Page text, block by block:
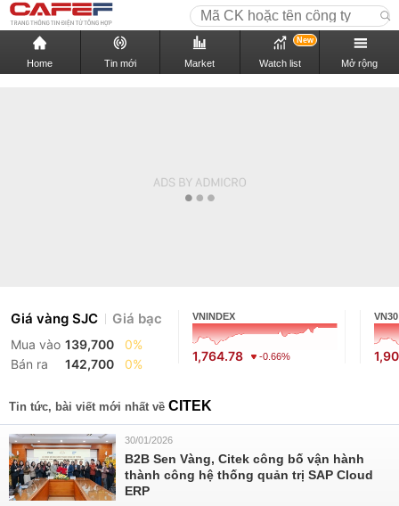
Home Tin mới Market Watch list
New
Mở rộng
Giá vàng SJC Giá bạc
Mua vào 139,700
0%
Bán ra
142,700 0%
VNINDEX
1,764.78 -0.66%
VN30
Tin tức, bài viết mới nhất về CITEK
30/01/2026
B2B Sen Vàng, Citek công bố vận hành
thành công hệ thống quản trị SAP Cloud
ERP